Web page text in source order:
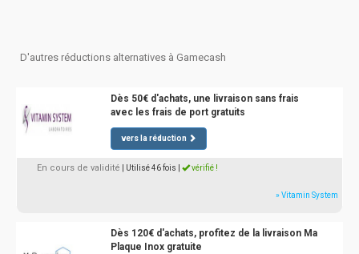
D'autres réductions alternatives à Gamecash
Dès 50€ d'achats, une livraison sans frais
avec les frais de port gratuits
vers la réduction
En cours de validité | Utilisé 46 fois vérifié !
» Vitamin System
Dès 120€ d'achats, profitez de la livraison Ma
Plaque Inox gratuite